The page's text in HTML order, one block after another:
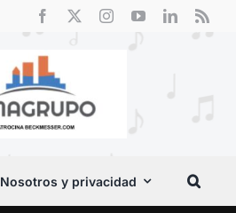
Nosotros y privacidad